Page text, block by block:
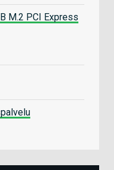
M.2 PCI Express